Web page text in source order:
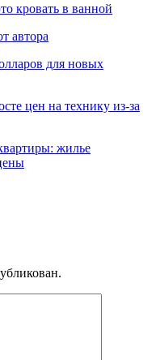
кровать в ванной
автора
для новых
цен на технику из-за
жилье